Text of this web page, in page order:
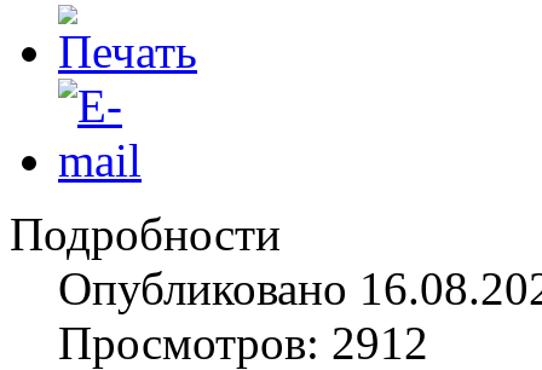
Подробности
Опубликовано
Просмотров: 2912